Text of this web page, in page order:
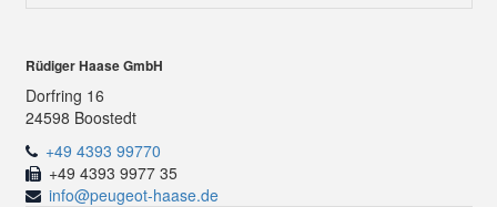
Rüdiger Haase GmbH
Dorfring 16
24598 Boostedt
+49 4393 99770
+49 4393 9977 35
info@peugeot-haase.de